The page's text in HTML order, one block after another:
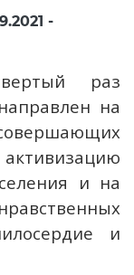
-
раз
на
активизацию
и на
нравственных
и